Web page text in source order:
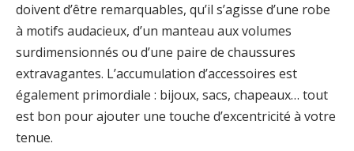
doivent d’être remarquables, qu’il s’agisse d’une robe
à motifs audacieux, d’un manteau aux volumes
surdimensionnés ou d’une paire de chaussures
extravagantes. L’accumulation d’accessoires est
également primordiale : bijoux, sacs, chapeaux… tout
est bon pour ajouter une touche d’excentricité à votre
tenue.